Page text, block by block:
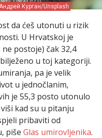
Курган/Unsplash
da ćeš utonuti u rizik
U Hrvatskoj je
postoje) čak 32,4
u toj kategoriji.
pa je velik
u jednočlanim,
je 55,3 posto utonulo
kad su u pitanju
pribaviti od
piše Glas umirovljenika.